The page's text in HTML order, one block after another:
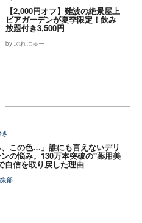
【2,000円オフ】難波の絶景屋上
ビアガーデンが夏季限定！飲み
放題付き3,500円
by ぷれにゅー
、この色…」誰にも言えないデリ
の悩み。130万本突破の"薬用美
自信を取り戻した理由
部